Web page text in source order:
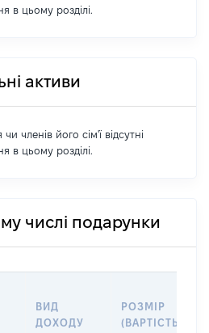
в цьому розділі.
активи
членів його сім'ї відсутні
в цьому розділі.
числі подарунки
ВИД
ДОХОДУ
РОЗМІР
(ВАРТІСТЬ)